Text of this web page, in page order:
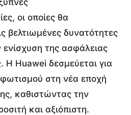
οι οποίες θα
βελτιωμένες δυνατότητες
ενίσχυση της ασφάλειας
Huawei δεσμεύεται για
στη νέα εποχή
καθιστώντας την
και αξιόπιστη.